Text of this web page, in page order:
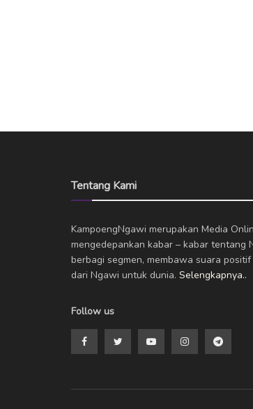
Tentang Kami
KampoengNgawi merupakan Media
mengedepankan kabar – kabar tentang
berbagi segmen, membawa suara
dari Ngawi untuk dunia. Selengkapnya..
Follow us